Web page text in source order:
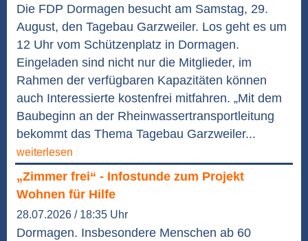
Die FDP Dormagen besucht am Samstag, 29.
August, den Tagebau Garzweiler. Los geht es um
12 Uhr vom Schützenplatz in Dormagen.
Eingeladen sind nicht nur die Mitglieder, im
Rahmen der verfügbaren Kapazitäten können
auch Interessierte kostenfrei mitfahren. „Mit dem
Baubeginn an der Rheinwassertransportleitung
bekommt das Thema Tagebau Garzweiler...
weiterlesen
„Zimmer frei“ - Infostunde zum Projekt
Wohnen für Hilfe
28.07.2026 / 18:35 Uhr
Dormagen. Insbesondere Menschen ab 60